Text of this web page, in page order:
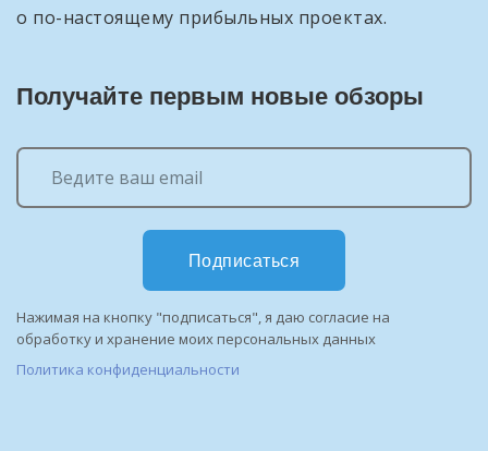
о по-настоящему прибыльных проектах.
Получайте первым новые обзоры
Подписаться
Нажимая на кнопку "подписаться", я даю согласие на
обработку и хранение моих персональных данных
Политика конфиденциальности